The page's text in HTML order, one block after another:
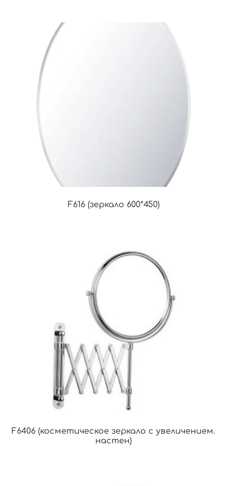
F616 (зеркало 600*450)
F6406 (косметическое зеркало с увеличением.
настен)